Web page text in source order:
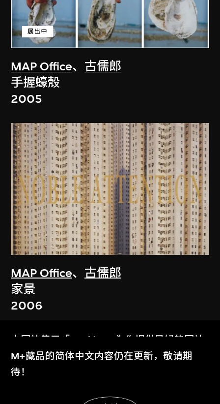
MAP Office、 古儒郎
展出中
手握蠔殼
2005
MAP Office、 古儒郎
家景
2006
本网站使用「Cookies」为你提供最好的网站
体验。
了解更多
M+藏品的简体中文内容仍在更新，敬请期
待！
显示更多